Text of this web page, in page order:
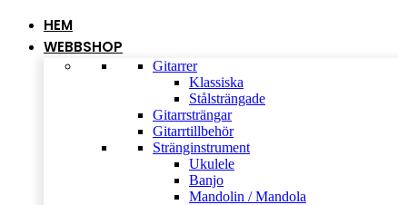
HEM
WEBBSHOP
Gitarrer
Klassiska
Stålsträngade
Gitarrsträngar
Gitarrtillbehör
Stränginstrument
Ukulele
Banjo
Mandolin / Mandola